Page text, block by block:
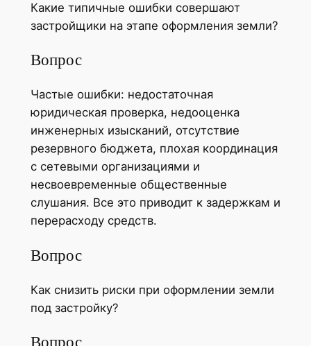
Какие типичные ошибки совершают
застройщики на этапе оформления земли?
Вопрос
Частые ошибки: недостаточная
юридическая проверка, недооценка
инженерных изысканий, отсутствие
резервного бюджета, плохая координация
с сетевыми организациями и
несвоевременные общественные
слушания. Все это приводит к задержкам и
перерасходу средств.
Вопрос
Как снизить риски при оформлении земли
под застройку?
Вопрос